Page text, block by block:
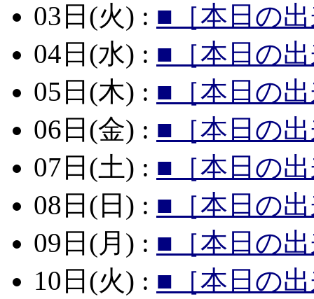
03日(火) : ■［本日の
04日(水) : ■［本日の
05日(木) : ■［本日の
06日(金) : ■［本日の
07日(土) : ■［本日の
08日(日) : ■［本日の
09日(月) : ■［本日の
10日(火) : ■［本日の